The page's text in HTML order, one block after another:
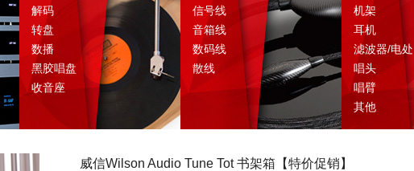
解码
转盘
数播
黑胶唱盘
收音座
信号线
音箱线
数码线
散线
机架
耳机
滤波器/电处
唱头
唱臂
其他
威信Wilson Audio Tune Tot 书架箱【特价促销】